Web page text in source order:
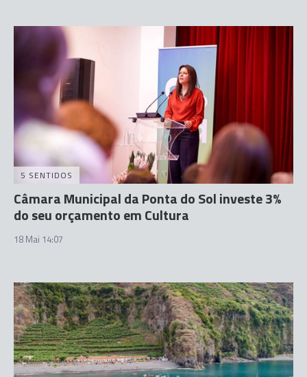
5 SENTIDOS
Câmara Municipal da Ponta do Sol investe 3%
do seu orçamento em Cultura
18 Mai 14:07